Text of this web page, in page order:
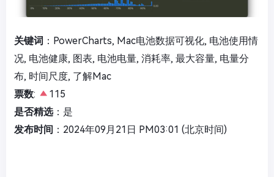
关键词 ：PowerCharts, Mac电池数据可视化, 电池使用情
况, 电池健康, 图表, 电池电量, 消耗率, 最大容量, 电量分
布, 时间尺度, 了解Mac
票数:
115
是否精选：是
发布时间 ：2024年09月21日 PM03:01 (北京时间)